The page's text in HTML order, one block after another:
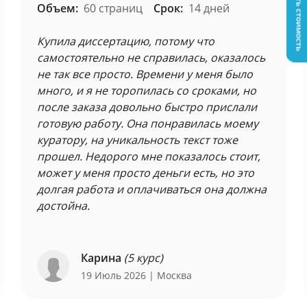
Объем: 60 страниц Срок: 14 дней
Купила диссертацию, потому что
самостоятельно не справилась, оказалось
не так все просто. Времени у меня было
много, и я не торопилась со сроками, но
после заказа довольно быстро прислали
готовую работу. Она понравилась моему
куратору, на уникальность текст тоже
прошел. Недорого мне показалось стоит,
может у меня просто деньги есть, но это
долгая работа и оплачиваться она должна
достойна.
Карина (5 курс)
19 Июль 2026 | Москва